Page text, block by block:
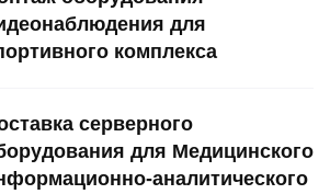
для
комплекса
серверного
для Медицинского
аналитического